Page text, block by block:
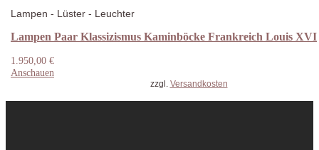
Lampen - Lüster - Leuchter
Lampen Paar Klassizismus Kaminböcke Frankreich Louis XVI
1.950,00 €
Anschauen
zzgl. Versandkosten